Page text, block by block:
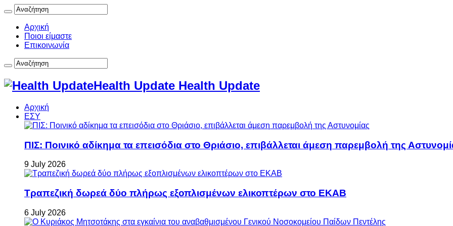
Αρχική
Ποιοι είμαστε
Επικοινωνία
Health Update Health Update
Αρχική
ΕΣΥ
ΠΙΣ: Ποινικό αδίκημα τα επεισόδια στο Θριάσιο, επιβάλλεται άμεση παρεμβολή της
9 July 2026
Τραπεζική δωρεά δύο πλήρως εξοπλισμένων ελικοπτέρων στο ΕΚΑΒ
6 July 2026